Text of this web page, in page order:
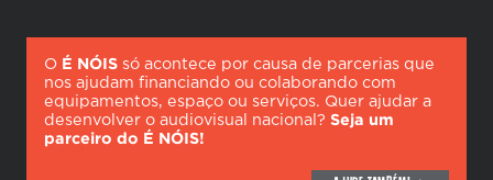
O É NÓIS só acontece por causa de parcerias que
nos ajudam financiando ou colaborando com
equipamentos, espaço ou serviços. Quer ajudar a
desenvolver o audiovisual nacional? Seja um
parceiro do É NÓIS!